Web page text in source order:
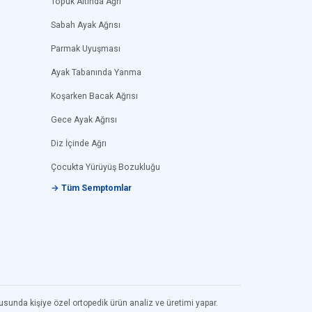
Sabah Ayak Ağrısı
Parmak Uyuşması
Ayak Tabanında Yanma
Koşarken Bacak Ağrısı
Gece Ayak Ağrısı
Diz İçinde Ağrı
Çocukta Yürüyüş Bozukluğu
→ Tüm Semptomlar
kişiye özel ortopedik ürün analiz ve üretimi yapar.